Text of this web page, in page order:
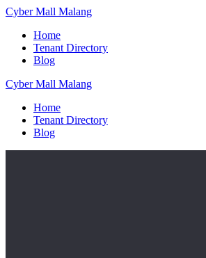
Skip
content
CyberMall Malang
Home
Tenant Directory
Blog
CyberMall Malang
Home
Tenant Directory
Blog